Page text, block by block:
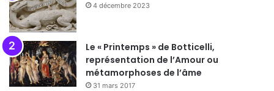
4 décembre 2023
Le « Printemps » de Botticelli,
représentation de l’Amour ou
métamorphoses de l’âme
31 mars 2017